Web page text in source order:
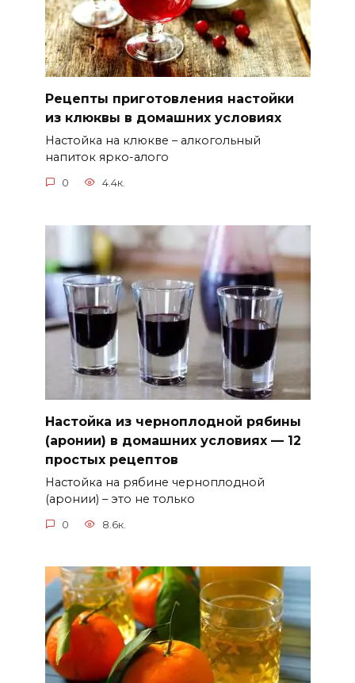
Рецепты приготовления настойки
из клюквы в домашних условиях
Настойка на клюкве – алкогольный
напиток ярко-алого
0 4.4к.
Настойка из черноплодной рябины
(аронии) в домашних условиях — 12
простых рецептов
Настойка на рябине черноплодной
(аронии) – это не только
0 8.6к.